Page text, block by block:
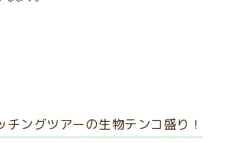
ングツアーの生物テンコ盛り！